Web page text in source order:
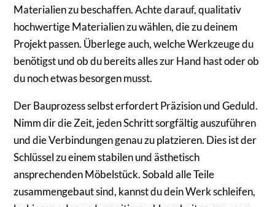
Materialien zu beschaffen. Achte darauf, qualitativ
hochwertige Materialien zu wählen, die zu deinem
Projekt passen. Überlege auch, welche Werkzeuge du
benötigst und ob du bereits alles zur Hand hast oder ob
du noch etwas besorgen musst.
Der Bauprozess selbst erfordert Präzision und Geduld.
Nimm dir die Zeit, jeden Schritt sorgfältig auszuführen
und die Verbindungen genau zu platzieren. Dies ist der
Schlüssel zu einem stabilen und ästhetisch
ansprechenden Möbelstück. Sobald alle Teile
zusammengebaut sind, kannst du dein Werk schleifen,